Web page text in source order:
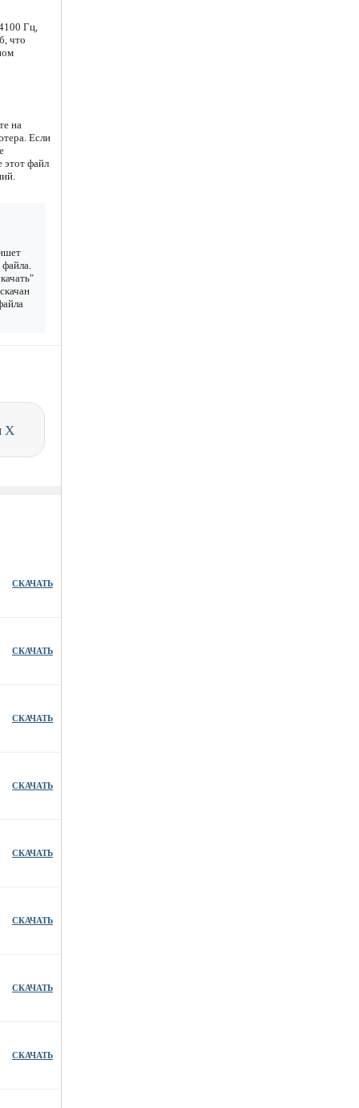
Гц,
что
на
Если
этот файл
файла.
X
СКАЧАТЬ
СКАЧАТЬ
СКАЧАТЬ
СКАЧАТЬ
СКАЧАТЬ
СКАЧАТЬ
СКАЧАТЬ
СКАЧАТЬ